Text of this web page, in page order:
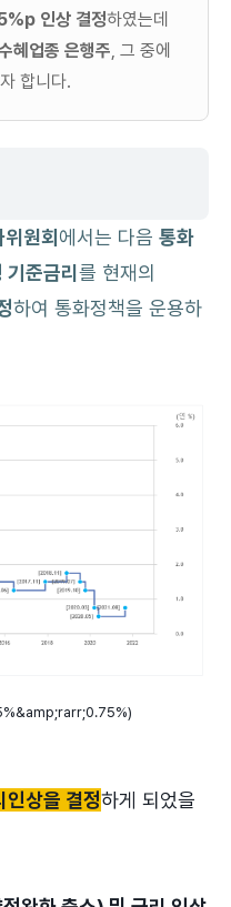
인상 결정하였는데
혜업종 은행주, 그 중에
합니다.
원회 에서는 다음 통화
준금리 를 현재의
하여 통화정책을 운용하
인상을 결정하게 되었을